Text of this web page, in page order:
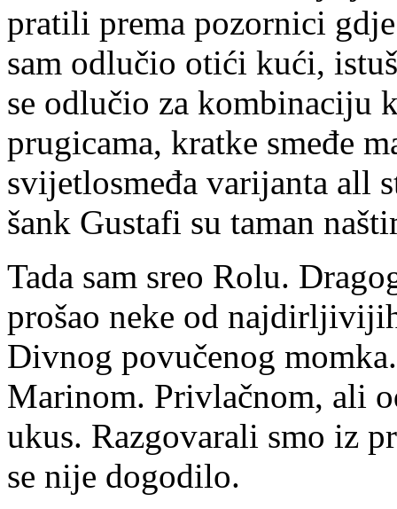
pratili prema pozornici
sam odlučio otići kući,
se odlučio za kombinaciju
prugicama, kratke smeđe
svijetlosmeđa varijanta all
šank Gustafi su taman
Tada sam sreo Rolu.
prošao neke od
Divnog povučenog
Marinom. Privlačnom, ali
ukus. Razgovarali smo iz
se nije dogodilo.